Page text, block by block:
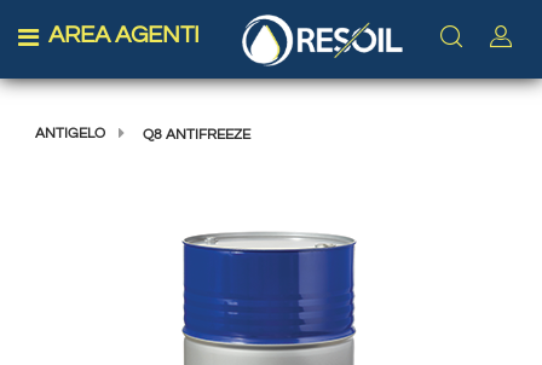
Open menu
AREA AGENTI
ANTIGELO Q8 ANTIFREEZE